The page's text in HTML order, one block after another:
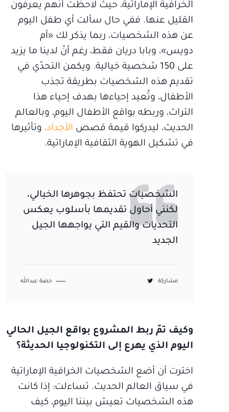
الخرافية الإماراتية، حيث لاحظت أنهم يعرفون
القليل عنها. ففي حال سألت أي طفل اليوم
عن هذه الشخصيات، ربما يذكر لك «أم
دويس»، وبابا دريان فقط، رغم أنّ لدينا ما يزيد
على 150 شخصية خيالية. ويكمن التحدّي في
تقديم هذه الشخصيات بطريقة تجذب
الأطفال، وتُعيد إحياءها بهدف إحياء هذا
التراث، وربطه بواقع الأطفال اليوم، وبالعالم
الحديث، ليدركوا قيمة قصص الأجداد، وتأثيرها
في تشكيل الهوية الثقافية الإماراتية.
الشخصيات تحتفظ بجوهرها الخيالي،
لكنني أحاول تقديمها بأسلوب يعكس
التحديات والقيم التي يواجهها الجيل
الجديد
مشاركة حصة عبدالله
وكيف تمّ ربط المشروع بواقع الجيل الحالي
اليوم الذي يهرع إلى التكنولوجيا الحديثة؟
اخترت أن أضع الشخصيات الخرافية الإماراتية
في سياق العالم الحديث. تساءلت: إذا كانت
هذه الشخصيات تعيش بيننا اليوم، كيف